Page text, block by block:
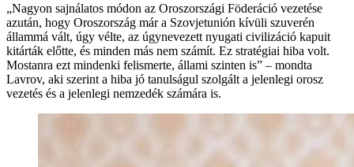
„Nagyon sajnálatos módon az Oroszországi Föderáció vezetése
azután, hogy Oroszország már a Szovjetunión kívüli szuverén
állammá vált, úgy vélte, az úgynevezett nyugati civilizáció kapuit
kitárták előtte, és minden más nem számít. Ez stratégiai hiba volt.
Mostanra ezt mindenki felismerte, állami szinten is” – mondta
Lavrov, aki szerint a hiba jó tanulságul szolgált a jelenlegi orosz
vezetés és a jelenlegi nemzedék számára is.